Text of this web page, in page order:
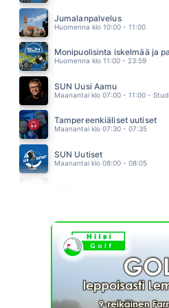
STIG
09.46
Jumalanpalvelus
Huomenna klo 10:00 - 11:00
Monipuolisinta iskelmää ja
Huomenna klo 11:00 - 23:59
SUN Uusi Aamu
Maanantai klo 07:00 - 11:00 -
Tampereenkiäliset uutiset
Maanantai klo 07:30 - 07:35
SUN Uutiset
Maanantai klo 08:00 - 08:05